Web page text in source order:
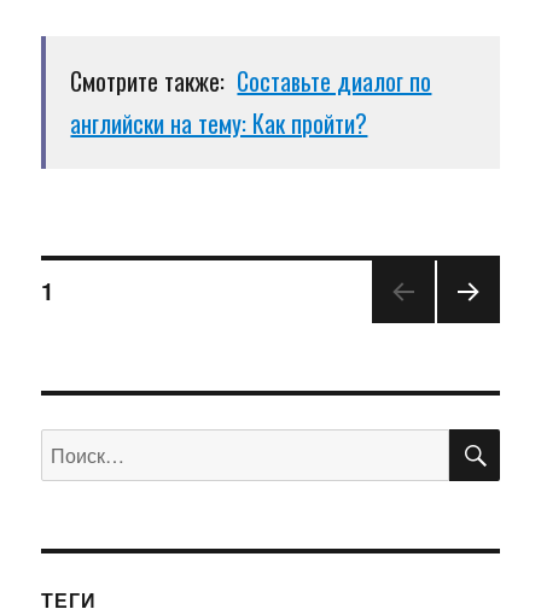
Смотрите также: Составьте диалог по
английски на тему: Как пройти?
1
Искать:
ТЕГИ